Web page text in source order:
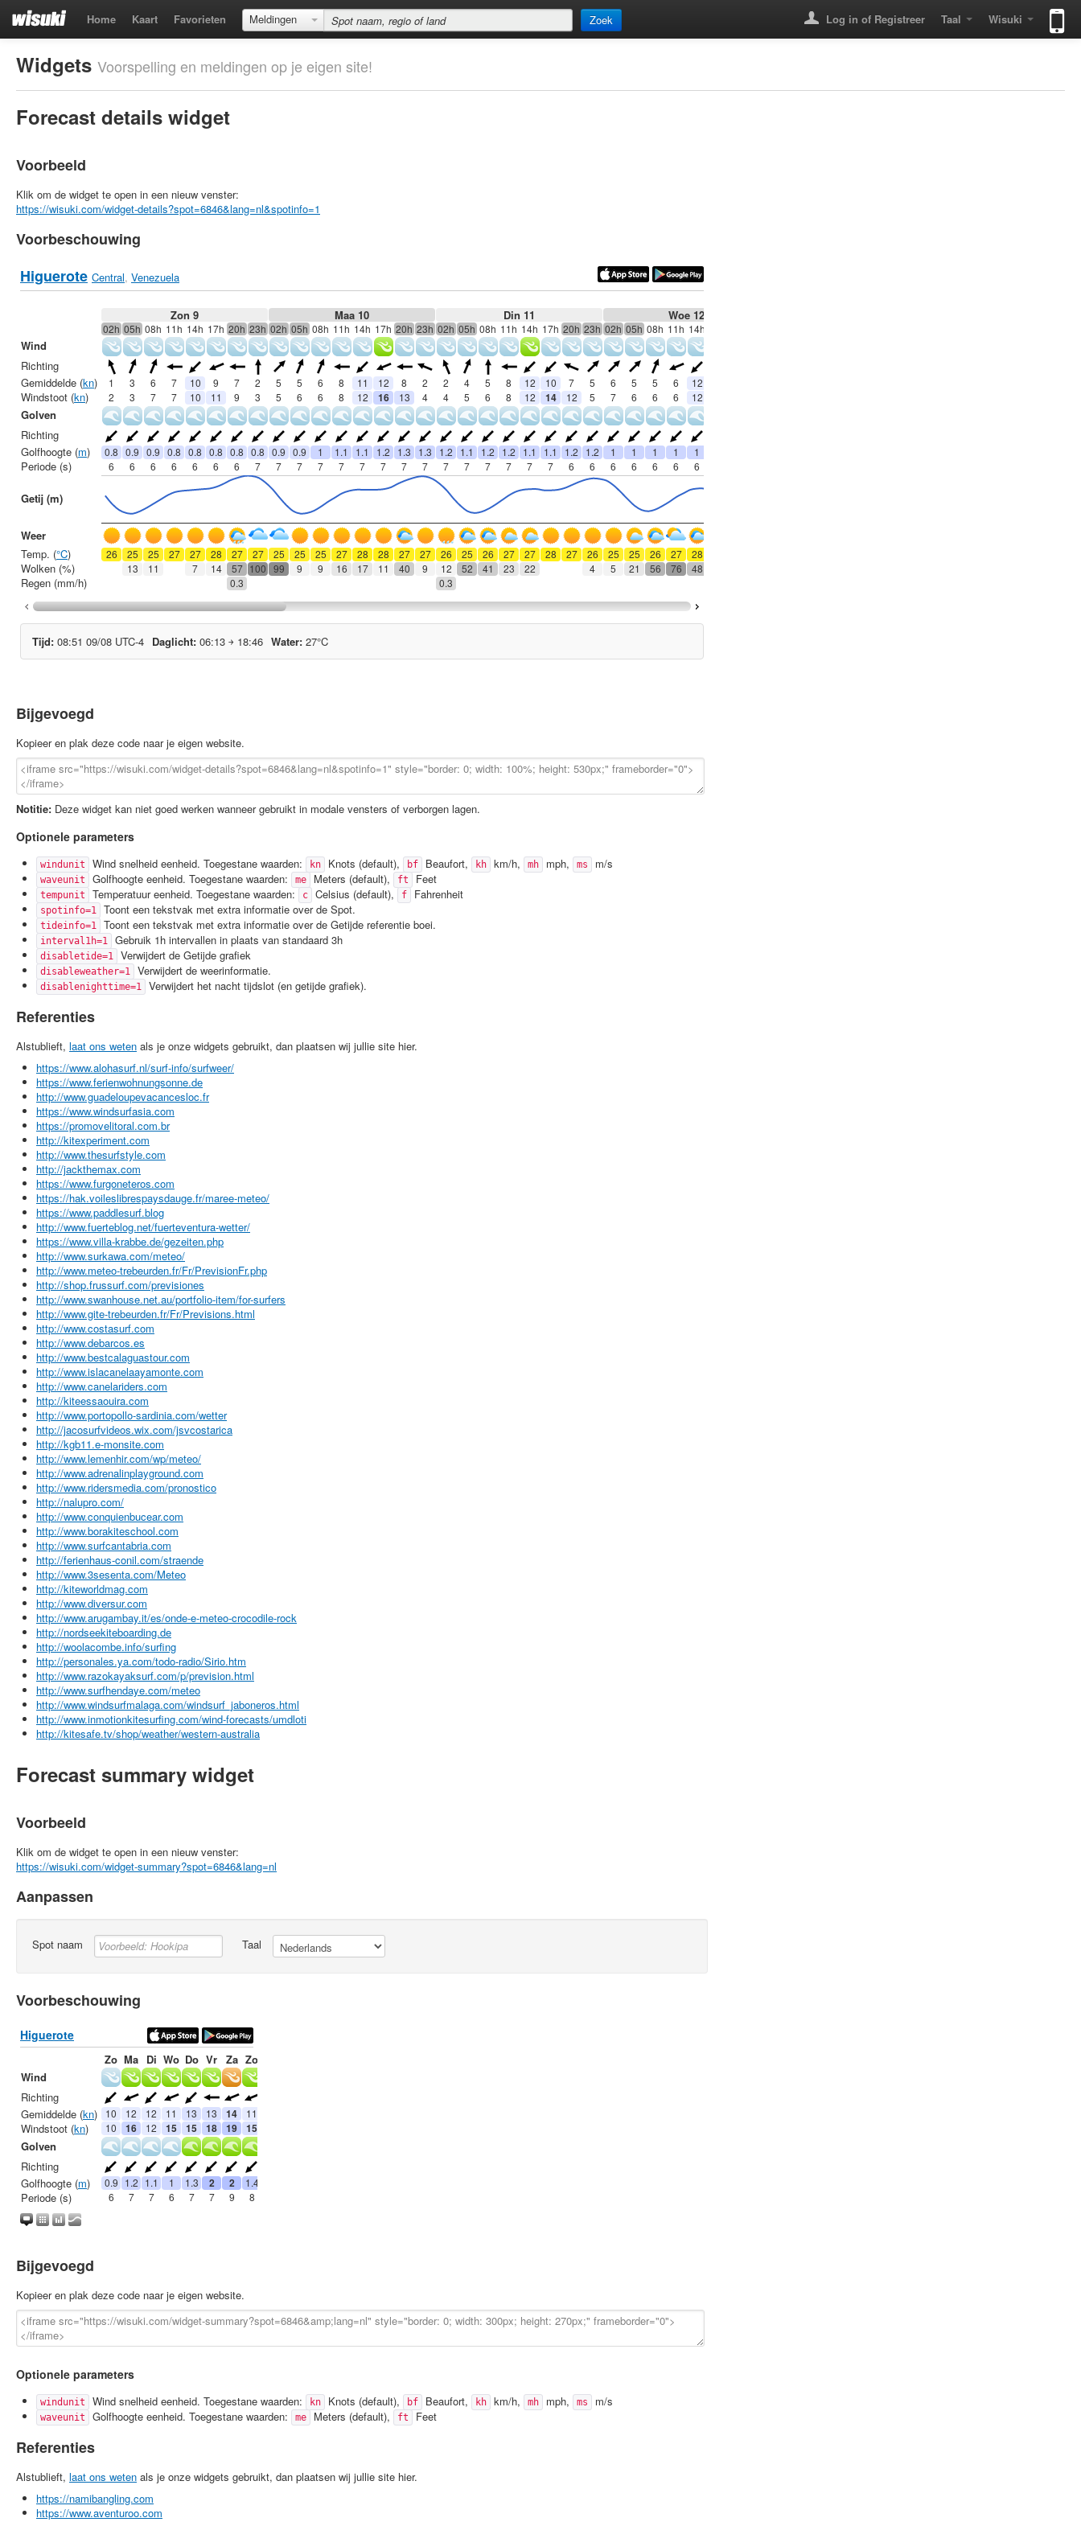
Home Kaart Favorieten Meldingen Zoek Log in of Registreer Taal Wisuki
Widgets Voorspelling en meldingen op je eigen site!
Forecast details widget
Voorbeeld
Klik om de widget te open in een nieuw venster:
https://wisuki.com/widget-details?spot=6846&lang=nl&spotinfo=1
Voorbeschouwing
Bijgevoegd
Kopieer en plak deze code naar je eigen website.
Notitie: Deze widget kan niet goed werken wanneer gebruikt in modale vensters of verborgen lagen.
Optionele parameters
windunit Wind snelheid eenheid. Toegestane waarden: kn Knots (default), bf Beaufort, kh km/h, mh mph, ms m/s
waveunit Golfhoogte eenheid. Toegestane waarden: me Meters (default), ft Feet
tempunit Temperatuur eenheid. Toegestane waarden: c Celsius (default), f Fahrenheit
spotinfo=1 Toont een tekstvak met extra informatie over de Spot.
tideinfo=1 Toont een tekstvak met extra informatie over de Getijde referentie boei.
interval1h=1 Gebruik 1h intervallen in plaats van standaard 3h
disabletide=1 Verwijdert de Getijde grafiek
disableweather=1 Verwijdert de weerinformatie.
disablenighttime=1 Verwijdert het nacht tijdslot (en getijde grafiek).
Referenties
Alstublieft, laat ons weten als je onze widgets gebruikt, dan plaatsen wij jullie site hier.
https://www.alohasurf.nl/surf-info/surfweer/
https://www.ferienwohnungsonne.de
http://www.guadeloupevacancesloc.fr
https://www.windsurfasia.com
https://promovelitoral.com.br
http://kitexperiment.com
http://www.thesurfstyle.com
http://jackthemax.com
https://www.furgoneteros.com
https://hak.voileslibrespaysdauge.fr/maree-meteo/
https://www.paddlesurf.blog
http://www.fuerteblog.net/fuerteventura-wetter/
https://www.villa-krabbe.de/gezeiten.php
http://www.surkawa.com/meteo/
http://www.meteo-trebeurden.fr/Fr/PrevisionFr.php
http://shop.frussurf.com/previsiones
http://www.swanhouse.net.au/portfolio-item/for-surfers
http://www.gite-trebeurden.fr/Fr/Previsions.html
http://www.costasurf.com
http://www.debarcos.es
http://www.bestcalaguastour.com
http://www.islacanelaayamonte.com
http://www.canelariders.com
http://kiteessaouira.com
http://www.portopollo-sardinia.com/wetter
http://jacosurfvideos.wix.com/jsvcostarica
http://kgb11.e-monsite.com
http://www.lemenhir.com/wp/meteo/
http://www.adrenalinplayground.com
http://www.ridersmedia.com/pronostico
http://nalupro.com/
http://www.conquienbucear.com
http://www.borakiteschool.com
http://www.surfcantabria.com
http://ferienhaus-conil.com/straende
http://www.3sesenta.com/Meteo
http://kiteworldmag.com
http://www.diversur.com
http://www.arugambay.it/es/onde-e-meteo-crocodile-rock
http://nordseekiteboarding.de
http://woolacombe.info/surfing
http://personales.ya.com/todo-radio/Sirio.htm
http://www.razokayaksurf.com/p/prevision.html
http://www.surfhendaye.com/meteo
http://www.windsurfmalaga.com/windsurf_jaboneros.html
http://www.inmotionkitesurfing.com/wind-forecasts/umdloti
http://kitesafe.tv/shop/weather/western-australia
Forecast summary widget
Voorbeeld
Klik om de widget te open in een nieuw venster:
https://wisuki.com/widget-summary?spot=6846&lang=nl
Aanpassen
Spot naam Taal
Voorbeschouwing
Bijgevoegd
Kopieer en plak deze code naar je eigen website.
Optionele parameters
windunit Wind snelheid eenheid. Toegestane waarden: kn Knots (default), bf Beaufort, kh km/h, mh mph, ms m/s
waveunit Golfhoogte eenheid. Toegestane waarden: me Meters (default), ft Feet
Referenties
Alstublieft, laat ons weten als je onze widgets gebruikt, dan plaatsen wij jullie site hier.
https://namibangling.com
https://www.aventuroo.com